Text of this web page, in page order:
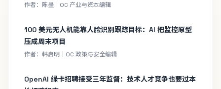
作者：陈墨｜OC 产业与资本编辑
100 美元无人机能靠人脸识别跟踪目标：AI 把监控原型
压成周末项目
作者：韩启明｜OC 政策与安全编辑
OpenAI 绿卡招聘接受三年监督：技术人才竞争也要过本